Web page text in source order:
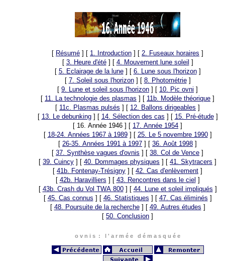
[ Résumé ] [ 1. Introduction ] [ 2. Fuseaux horaires ]
[ 3. Heure d'été] [ 4. Mouvement lune soleil ]
[ 5. Eclairage de la lune] [ 6. Lune sous l'horizon]
[ 7. Soleil sous l'horizon] [ 8. Photométrie]
[ 9. Lune et soleil sous l'horizon ] [ 10. Pic ovni ]
[ 11. La technologie des plasmas ] [ 11b. Modèle théorique ]
[ 11c. Plasmas pulsés ] [ 12. Ballons dirigeables ]
[ 13. Le debunking] [ 14. Sélection des cas ] [ 15. Pré-étude]
[ 16. Année 1946 ] [ 17. Année 1954 ]
[ 18-24. Années 1967 à 1989] [ 25. Le 5 novembre 1990]
[ 26-35. Années 1991 à 1997 ] [ 36. Août 1998 ]
[ 37. Synthèse vagues d'ovnis ] [ 38. Col de Vence ]
[ 39. Cuincy ] [ 40. Dommages physiques ] [ 41. Skytracers ]
[ 41b. Fontenay-Trésigny ] [ 42. Cas d'enlèvement ]
[ 42b. Haravilliers ] [ 43. Rencontres dans le ciel ]
[ 43b. Crash du Vol TWA 800] [ 44. Lune et soleil impliqués ]
[ 45. Cas connus ] [ 46. Statistiques ] [ 47. Cas éliminés ]
[ 48. Poursuite de la recherche] [ 49. Autres études ]
[ 50. Conclusion ]
o v n i s : l ' a r m é e d é m a s q u é e